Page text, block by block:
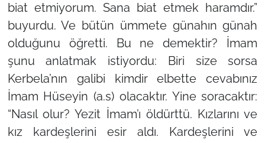
biat etmiyorum. Sana biat etmek haramdır.”
buyurdu. Ve bütün ümmete günahın günah
olduğunu öğretti. Bu ne demektir? İmam
şunu anlatmak istiyordu: Biri size sorsa
Kerbela’nın galibi kimdir elbette cevabınız
İmam Hüseyin (a.s) olacaktır. Yine soracaktır:
“Nasıl olur? Yezit İmam’ı öldürttü. Kızlarını ve
kız kardeşlerini esir aldı. Kardeşlerini ve